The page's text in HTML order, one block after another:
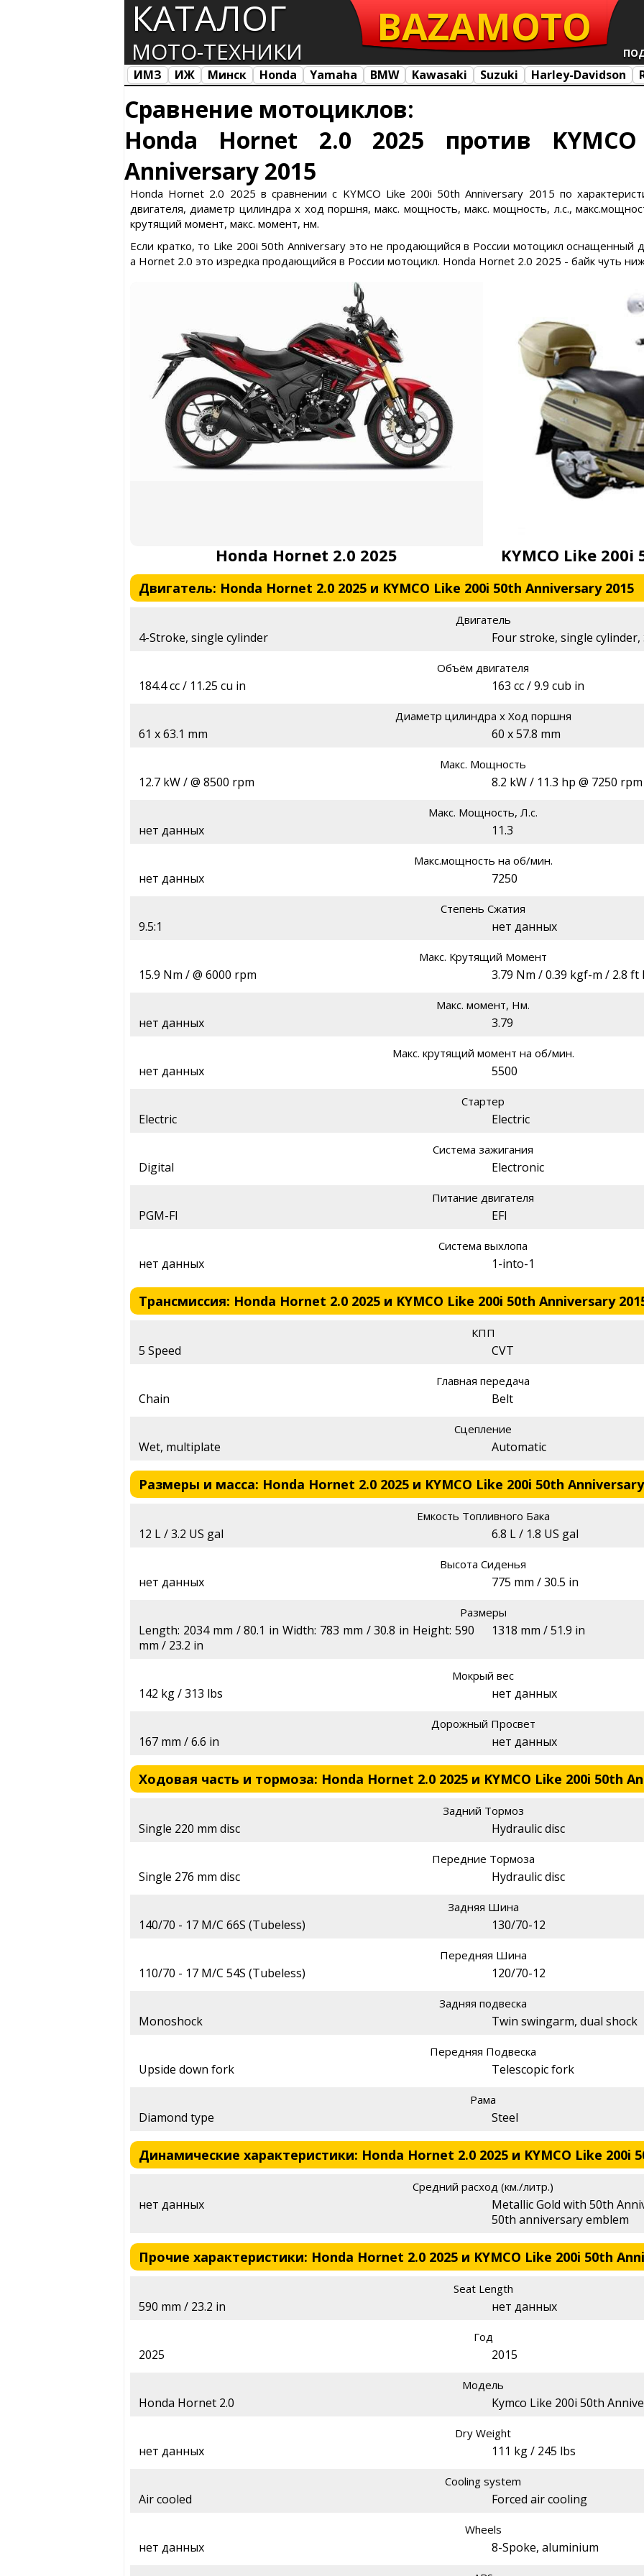
КАТАЛОГ
МОТО-ТЕХНИКИ
BAZAMOTO
ИМЗ ИЖ Минск Honda Yamaha BMW Kawasaki Suzuki Harley-Davidson
Сравнение мотоциклов:
Honda Hornet 2.0 2025 против
Anniversary 2015
Honda Hornet 2.0 2025 в сравнении с KYMCO Like 200i 50th Anniversary 2015 по
двигателя, диаметр цилиндра х ход поршня, макс. мощность, макс. мощность, л.с.,
крутящий момент, макс. момент, нм.
Если кратко, то Like 200i 50th Anniversary это не продающийся в России мотоцикл оснащенный
а Hornet 2.0 это изредка продающийся в России мотоцикл. Honda Hornet 2.0 2025 - байк чуть
Honda Hornet 2.0 2025 KYMCO Like
Двигатель: Honda Hornet 2.0 2025 и KYMCO Like 200i 50th Anniversary 2015
Двигатель
4-Stroke, single cylinder Four stroke, single cylinder,
Объём двигателя
184.4 cc / 11.25 cu in 163 cc / 9.9 cub in
Диаметр цилиндра х Ход поршня
61 x 63.1 mm 60 x 57.8 mm
Макс. Мощность
12.7 kW / @ 8500 rpm 8.2 kW / 11.3 hp @ 7250 rpm
Макс. Мощность, Л.с.
нет данных 11.3
Макс.мощность на об/мин.
нет данных 7250
Степень Сжатия
9.5:1 нет данных
Макс. Крутящий Момент
15.9 Nm / @ 6000 rpm 3.79 Nm / 0.39 kgf-m / 2.8 ft
Макс. момент, Нм.
нет данных 3.79
Макс. крутящий момент на об/мин.
нет данных 5500
Стартер
Electric Electric
Система зажигания
Digital Electronic
Питание двигателя
PGM-FI EFI
Система выхлопа
нет данных 1-into-1
Трансмиссия: Honda Hornet 2.0 2025 и KYMCO Like 200i 50th Anniversary
КПП
5 Speed CVT
Главная передача
Chain Belt
Сцепление
Wet, multiplate Automatic
Размеры и масса: Honda Hornet 2.0 2025 и KYMCO Like 200i 50th
Емкость Топливного Бака
12 L / 3.2 US gal 6.8 L / 1.8 US gal
Высота Сиденья
нет данных 775 mm / 30.5 in
Размеры
Length: 2034 mm / 80.1 in Width: 783 mm / 30.8 in Height: 590
mm / 23.2 in
1318 mm / 51.9 in
Мокрый вес
142 kg / 313 lbs нет данных
Дорожный Просвет
167 mm / 6.6 in нет данных
Ходовая часть и тормоза: Honda Hornet 2.0 2025 и KYMCO Like 200i 50th
Задний Тормоз
Single 220 mm disc Hydraulic disc
Передние Тормоза
Single 276 mm disc Hydraulic disc
Задняя Шина
140/70 - 17 M/C 66S (Tubeless) 130/70-12
Передняя Шина
110/70 - 17 M/C 54S (Tubeless) 120/70-12
Задняя подвеска
Monoshock Twin swingarm, dual shock
Передняя Подвеска
Upside down fork Telescopic fork
Рама
Diamond type Steel
Динамические характеристики: Honda Hornet 2.0 2025 и KYMCO Like 200i
Средний расход (км./литр.)
нет данных
Metallic Gold with 50th
50th anniversary emblem
Прочие характеристики: Honda Hornet 2.0 2025 и KYMCO Like 200i 50th
Seat Length
590 mm / 23.2 in нет данных
Год
2025 2015
Модель
Honda Hornet 2.0 Kymco Like 200i 50th
Dry Weight
нет данных 111 kg / 245 lbs
Cooling system
Air cooled Forced air cooling
Wheels
нет данных 8-Spoke, aluminium